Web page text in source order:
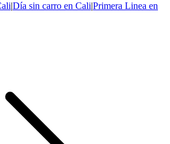
|Día sin carro en Cali|Primera Linea en